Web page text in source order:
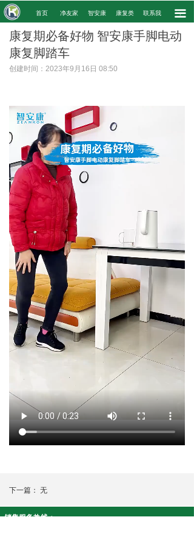
끀
. 首页 净友家 智安康 康复类 联系我 .
康复期必备好物 智安康手脚电动
康复脚踏车
创建时间： 2023年9月16日 08:50
下一篇： 无
销售服务热线：